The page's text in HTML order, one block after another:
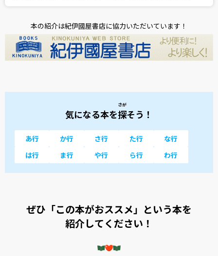
本の紹介は紀伊國屋書店に協力いただいています！
気になる本を探
さが
そう！
あ行 か行 さ行 た行
な行
は行
ま行 や行 ら行 わ行
ぜひ「この本がおススメ」という本を
紹介してください！